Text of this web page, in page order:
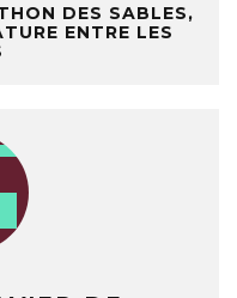
DES SABLES,
ENTRE LES